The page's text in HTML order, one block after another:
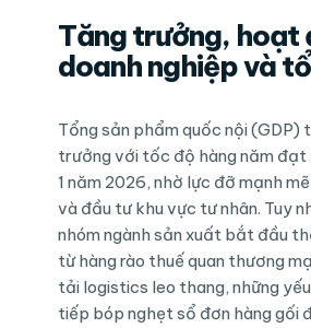
Tăng trưởng, hoạt
doanh nghiệp và
Tổng sản phẩm quốc nội (GDP)
trưởng với tốc độ hàng năm đạt
1 năm 2026, nhờ lực đỡ mạnh
và đầu tư khu vực tư nhân. Tuy
nhóm ngành sản xuất bắt đầu
từ hàng rào thuế quan thương
tải logistics leo thang, những
tiếp bóp nghẹt sổ đơn hàng gối